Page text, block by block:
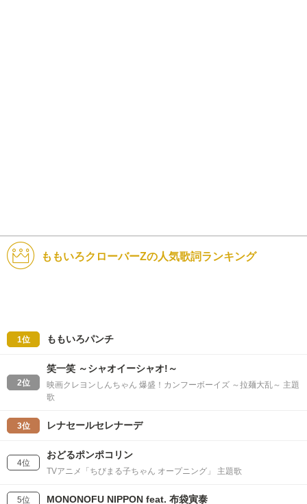
ももいろクローバーZの人気歌詞ランキング
1位 ももいろパンチ
2位
笑一笑 ～シャオイーシャオ!～
映画クレヨンしんちゃん 爆盛！カンフーボーイズ ～拉麺大乱～ 主題
歌
3位 レナセールセレナーデ
4位
おどるポンポコリン
TVアニメ「ちびまる子ちゃん オープニング」 主題歌
5位 MONONOFU NIPPON feat. 布袋寅泰